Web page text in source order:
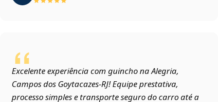
Excelente experiência com guincho na Alegria,
Campos dos Goytacazes‑RJ! Equipe prestativa,
processo simples e transporte seguro do carro até a